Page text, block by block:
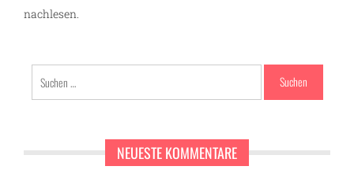
nachlesen.
nach:
NEUESTE KOMMENTARE